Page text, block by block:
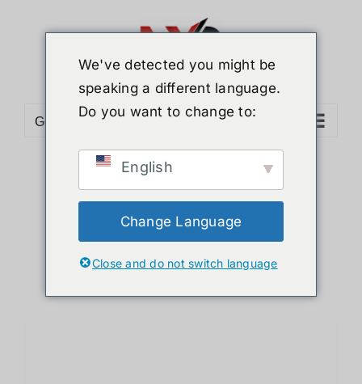
Go to...
Sort byName
Show12 Products
We've detected you might be
speaking a different language.
Do you want to change to:
English
Change Language
Close and do not switch language